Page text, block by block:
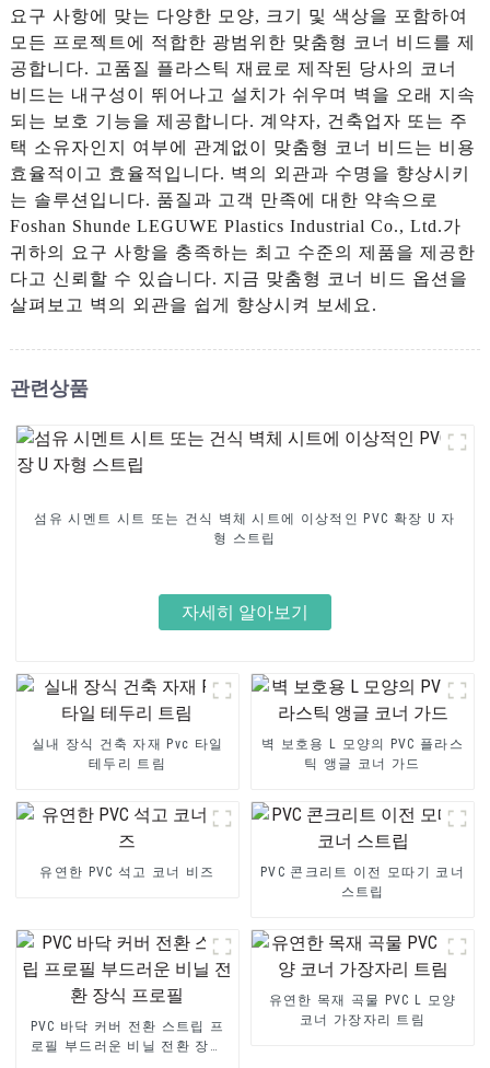
요구 사항에 맞는 다양한 모양, 크기 및 색상을 포함하여
모든 프로젝트에 적합한 광범위한 맞춤형 코너 비드를 제
공합니다. 고품질 플라스틱 재료로 제작된 당사의 코너
비드는 내구성이 뛰어나고 설치가 쉬우며 벽을 오래 지속
되는 보호 기능을 제공합니다. 계약자, 건축업자 또는 주
택 소유자인지 여부에 관계없이 맞춤형 코너 비드는 비용
효율적이고 효율적입니다. 벽의 외관과 수명을 향상시키
는 솔루션입니다. 품질과 고객 만족에 대한 약속으로
Foshan Shunde LEGUWE Plastics Industrial Co., Ltd.가
귀하의 요구 사항을 충족하는 최고 수준의 제품을 제공한
다고 신뢰할 수 있습니다. 지금 맞춤형 코너 비드 옵션을
살펴보고 벽의 외관을 쉽게 향상시켜 보세요.
관련상품
섬유 시멘트 시트 또는 건식 벽체 시트에 이상적인 PVC 확장 U 자
형 스트립
자세히 알아보기
실내 장식 건축 자재 Pvc 타일
테두리 트림
벽 보호용 L 모양의 PVC 플라스
틱 앵글 코너 가드
유연한 PVC 석고 코너 비즈
PVC 콘크리트 이전 모따기 코너
스트립
PVC 바닥 커버 전환 스트립 프
로필 부드러운 비닐 전환 장식
유연한 목재 곡물 PVC L 모양
코너 가장자리 트림